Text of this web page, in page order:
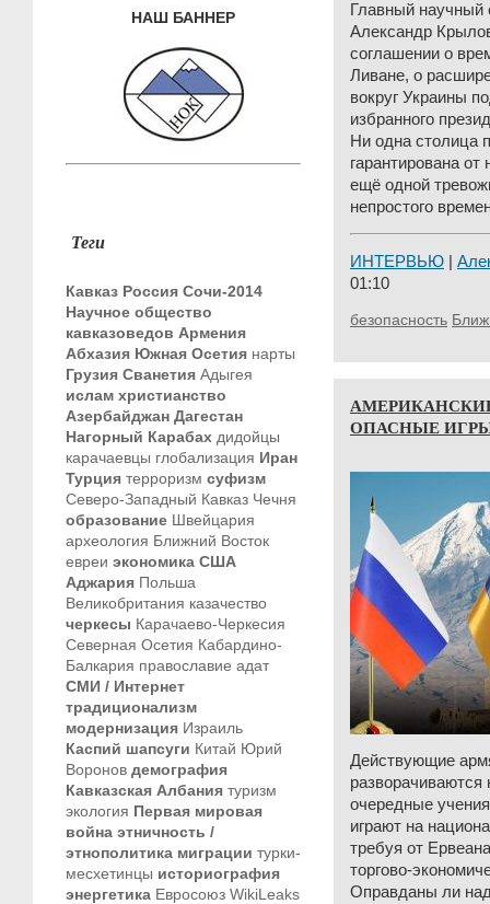
НАШ БАННЕР
Теги
Кавказ Россия Сочи-2014
Научное общество
кавказоведов Армения
Абхазия Южная Осетия нарты
Грузия Сванетия Адыгея
ислам христианство
Азербайджан Дагестан
Нагорный Карабах дидойцы
карачаевцы глобализация Иран
Турция терроризм суфизм
Северо-Западный Кавказ Чечня
образование Швейцария
археология Ближний Восток
евреи экономика США
Аджария Польша
Великобритания казачество
черкесы Карачаево-Черкесия
Северная Осетия Кабардино-
Балкария православие адат
СМИ / Интернет
традиционализм
модернизация Израиль
Каспий шапсуги Китай Юрий
Воронов демография
Кавказская Албания туризм
экология Первая мировая
война этничность /
этнополитика миграции турки-
месхетинцы историография
энергетика Евросоюз WikiLeaks
Главный
Александр
соглашении о
Ливане, о
вокруг Украины
избранного
Ни одна столица
гарантирована от
ещё одной
непростого
ИНТЕРВЬЮ
01:10
безопасность
ОПАСНЫЕ
Действующие
очередные
играют на
требуя от
торгово-
Оправданы ли